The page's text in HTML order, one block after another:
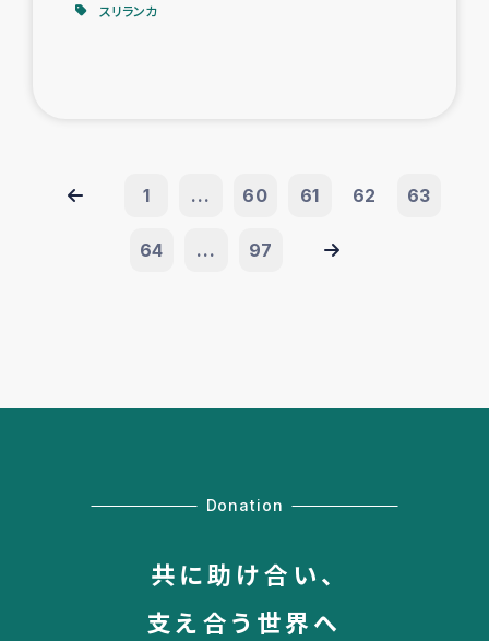
スリランカ
1 ... 60 61 62 63
64 ... 97
Donation
共に助け合い、
支え合う世界へ